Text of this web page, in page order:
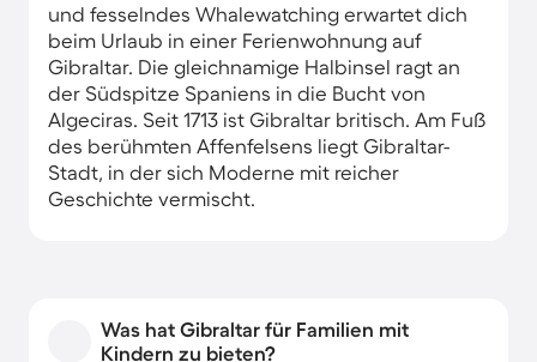
und fesselndes Whalewatching erwartet dich
beim Urlaub in einer Ferienwohnung auf
Gibraltar. Die gleichnamige Halbinsel ragt an
der Südspitze Spaniens in die Bucht von
Algeciras. Seit 1713 ist Gibraltar britisch. Am Fuß
des berühmten Affenfelsens liegt Gibraltar-
Stadt, in der sich Moderne mit reicher
Geschichte vermischt.
Was hat Gibraltar für Familien mit
Kindern zu bieten?